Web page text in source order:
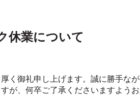
休業について
く御礼申し上げます。誠に勝手な
が、何卒ご了承くださいますよう